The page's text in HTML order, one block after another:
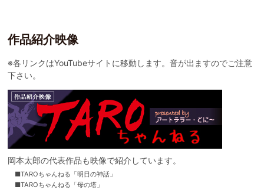
開館時間・料金
施設案内
交通案内
カフェ・ショップ
美術館について
沿革
美術館年報
収蔵作品検索（外部リンク）
映像コンテンツ
美術館事業報告・評価
岡本太郎について
お問合せ
作品紹介映像
※各リンクはYouTubeサイトに移動します。音が出ますのでご注意
下さい。
岡本太郎の代表作品も映像で紹介しています。
TAROちゃんねる「明日の神話」
TAROちゃんねる「母の塔」